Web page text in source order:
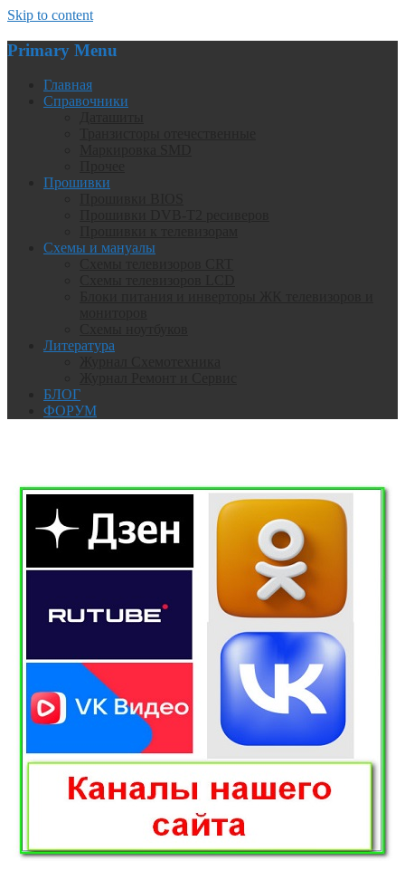
Skip to content
Primary Menu
Главная
Справочники
Прошивки
Схемы и мануалы
Литература
БЛОГ
ФОРУМ